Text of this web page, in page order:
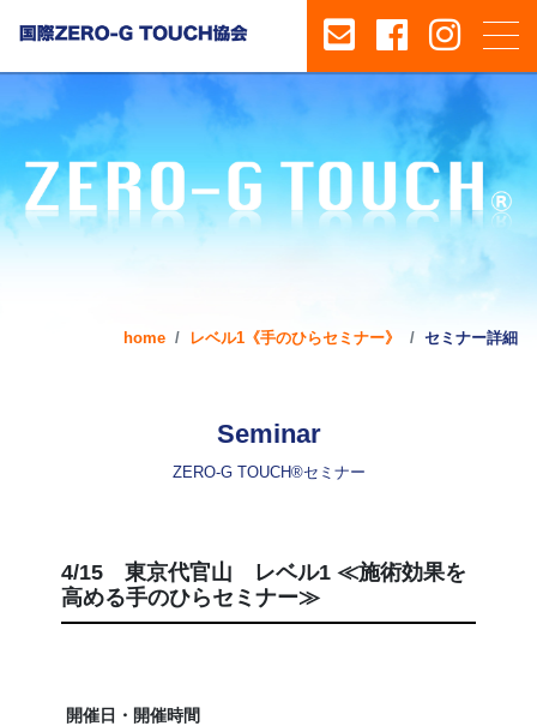
home レベル1《手のひらセミナー》 セミナー詳細
Seminar
ZERO-G TOUCH®セミナー
4/15 東京代官山 レベル1 ≪施術効果を
高める手のひらセミナー≫
開催日・開催時間